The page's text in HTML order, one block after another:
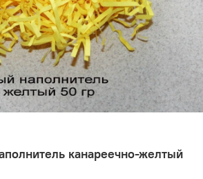
канареечно-желтый